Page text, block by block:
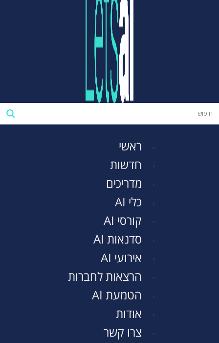
ראשי
חדשות
מדריכים
כלי AI
קורסי AI
סדנאות AI
אירועי AI
הרצאות לחברות
הטמעת AI
אודות
צרו קשר